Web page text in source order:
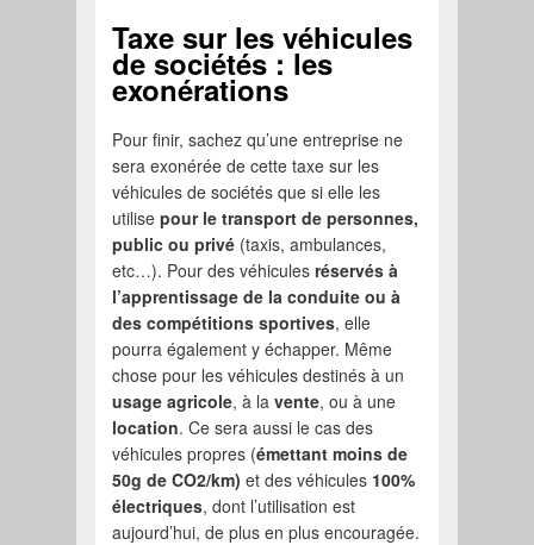
Taxe sur les véhicules
de sociétés : les
exonérations
Pour finir, sachez qu’une entreprise ne
sera exonérée de cette taxe sur les
véhicules de sociétés que si elle les
utilisepour le transport de personnes,
public ou privé (taxis, ambulances,
etc…). Pour des véhiculesréservés à
l’apprentissage de la conduite ou à
des compétitions sportives, elle
pourra également y échapper. Même
chose pour les véhicules destinés à un
usage agricole, à lavente, ou à une
location. Ce sera aussi le cas des
véhicules propres (émettant moins de
50g de CO2/km) et des véhicules 100%
électriques, dont l’utilisation est
aujourd’hui, de plus en plus encouragée.